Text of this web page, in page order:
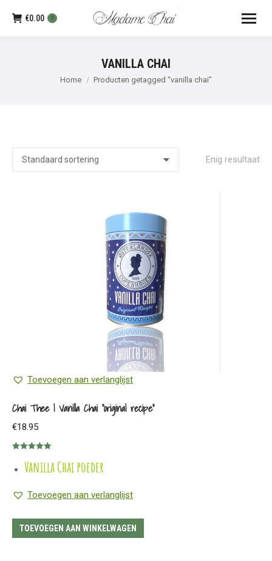
€0.00 0
VANILLA CHAI
Je bent hier:
Home Producten getagged “vanilla chai”
Enig resultaat
Toevoegen aan verlanglijst
Chai Thee | Vanilla Chai “original recipe”
€18.95
5.00uit 5
Vanilla Chai poeder
Toevoegen aan verlanglijst
TOEVOEGEN AAN WINKELWAGEN